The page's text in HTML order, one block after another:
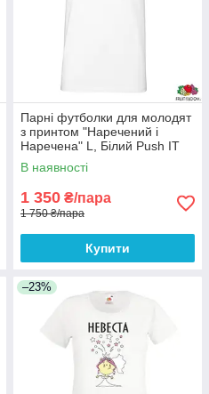
Парні футболки для молодят
з принтом "Наречений і
Наречена" L, Білий Push IT
В наявності
1 350 ₴/пара
1 750 ₴/пара
Купити
–23%